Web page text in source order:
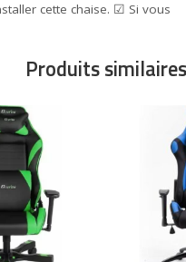
cette chaise. ☑ Si vous
Produits similaires